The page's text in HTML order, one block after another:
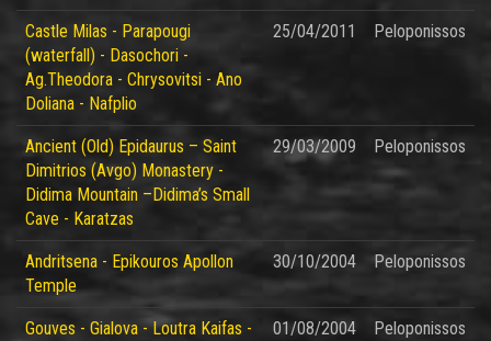
Castle Milas - Parapougi
(waterfall) - Dasochori -
Ag.Theodora - Chrysovitsi - Ano
Doliana - Nafplio
25/04/2011 Peloponissos
Ancient (Old) Epidaurus – Saint
Dimitrios (Avgo) Monastery -
Didima Mountain –Didima’s Small
Cave - Karatzas
29/03/2009 Peloponissos
Andritsena - Epikouros Apollon
Temple
30/10/2004 Peloponissos
Gouves - Gialova - Loutra Kaifas -
01/08/2004 Peloponissos